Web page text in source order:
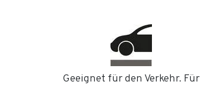
Geeignet für den Verkehr. Für